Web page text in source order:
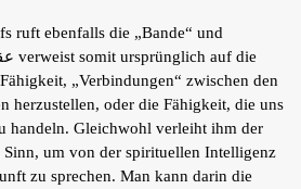
ruft ebenfalls die „Bande“ und
„Verbindungen“ zwischen den
herzustellen, oder die Fähigkeit, die uns
handeln. Gleichwohl verleiht ihm der
um von der spirituellen Intelligenz
zu sprechen. Man kann darin die